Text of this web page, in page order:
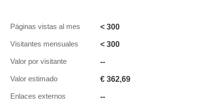
Páginas vistas al mes < 300
Visitantes mensuales < 300
Valor por visitante --
Valor estimado € 362,69
Enlaces externos --